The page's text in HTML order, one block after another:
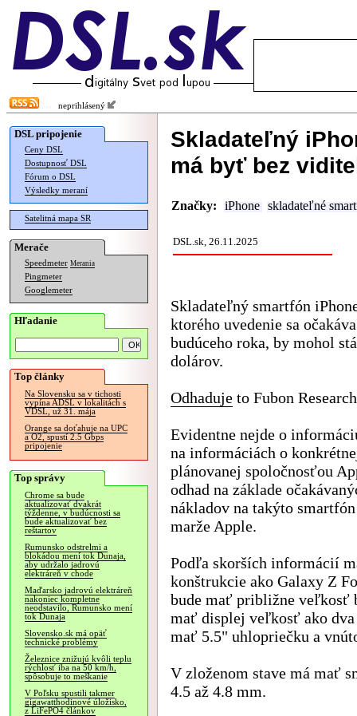
neprihlásený
DSL pripojenie
Ceny DSL
Dostupnosť DSL
Fórum o DSL
Výsledky meraní
Satelitná mapa SR
Merače
Speedmeter Merania
Pingmeter
Googlemeter
Hľadanie
Top články
Na Slovensku sa v tichosti
vypína ADSL v lokalitách s
VDSL, už 31. mája
Orange sa doťahuje na UPC
a O2, spustí 2.5 Gbps
pripojenie
Top správy
Chrome sa bude
aktualizovať dvakrát
týždenne, v budúcnosti sa
bude aktualizovať bez
reštartov
Rumunsko odstrelmi a
blokádou mení tok Dunaja,
aby udržalo jadrovú
elektráreň v chode
Maďarsko jadrovú elektráreň
nakoniec kompletne
neodstavilo, Rumunsko mení
tok Dunaja
Slovensko.sk má opäť
technické problémy
Železnice znižujú kvôli teplu
rýchlosť iba na 50 km/h,
spôsobuje to meškanie
V Poľsku spustili takmer
gigawatthodinové úložisko,
z LiFePO4 článkov
Skladateľný
má byť bez
Značky: iPhone skladateľné
DSL.sk, 26.11.2025
Skladateľný smartfón
ktorého uvedenie sa
budúceho roka, by mohol
dolárov.
Odhaduje to Fubon
Evidentne nejde o
na informáciách o
plánovanej spoločnosťou
odhad na základe
nákladov na takýto
marže Apple.
Podľa skorších informácií
konštrukcie ako Galaxy Z
bude mať približne veľkosť
mať displej veľkosť ako
mať 5.5" uhlopriečku a
V zloženom stave má mať
4.5 až 4.8 mm.